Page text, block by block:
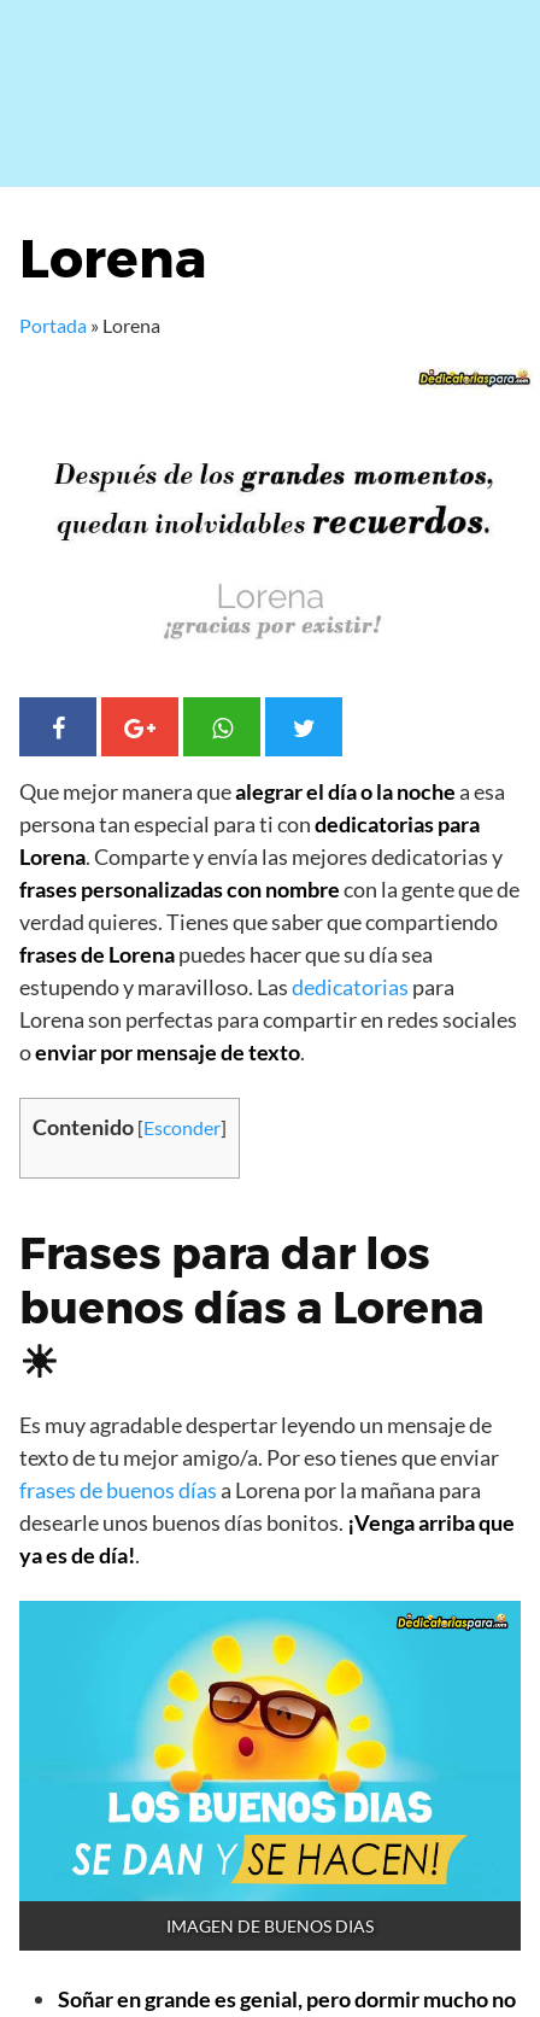
Lorena
Portada » Lorena
Que mejor manera quealegrar el día o la nochea esa
persona tan especial para ti condedicatorias para
Lorena. Comparte y envía las mejores dedicatorias y
frases personalizadas con nombrecon la gente que de
verdad quieres. Tienes que saber que compartiendo
frases de Lorenapuedes hacer que su día sea
estupendo y maravilloso. Lasdedicatorias para
Lorena son perfectas para compartir en redes sociales
oenviar por mensaje de texto.
Contenido [Esconder]
Frases para dar los
buenos días a Lorena
☀
Es muy agradable despertar leyendo un mensaje de
texto de tu mejor amigo/a. Por eso tienes que enviar
frases de buenos díasa Lorena por la mañana para
desearle unos buenos días bonitos. ¡Venga arriba que
ya es de día!.
IMAGEN DE BUENOS DIAS
Soñar en grande es genial, pero dormir mucho no